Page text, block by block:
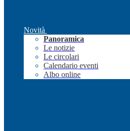
Novità
Panoramica
Le notizie
Le circolari
Calendario eventi
Albo online